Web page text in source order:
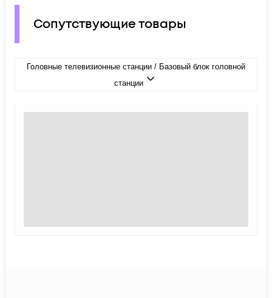
Сопутствующие товары
Головные телевизионные станции / Базовый блок головной
станции